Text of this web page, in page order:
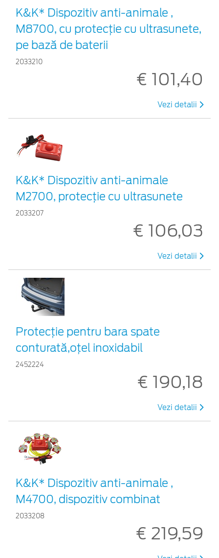
K&K* Dispozitiv anti-animale ,
M8700, cu protecție cu ultrasunete,
pe bază de baterii
2033210
€ 101,40
Vezi detalii
K&K* Dispozitiv anti-animale
M2700, protecție cu ultrasunete
2033207
€ 106,03
Vezi detalii
Protecţie pentru bara spate
conturată,oțel inoxidabil
2452224
€ 190,18
Vezi detalii
K&K* Dispozitiv anti-animale ,
M4700, dispozitiv combinat
2033208
€ 219,59